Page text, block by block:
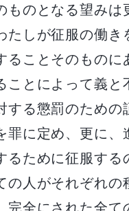
ものとなる望みは
たしが征服の働き
ることそのものに
ことによって義と
する懲罰のための
罪に定め、更に、
るために征服する
の人がそれぞれの
完全にされた全て